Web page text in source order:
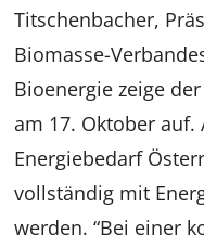
Titschenbacher,
Biomasse-
Bioenergie zeige
am 17. Oktober auf.
Energiebedarf
vollständig mit
werden. “Bei einer